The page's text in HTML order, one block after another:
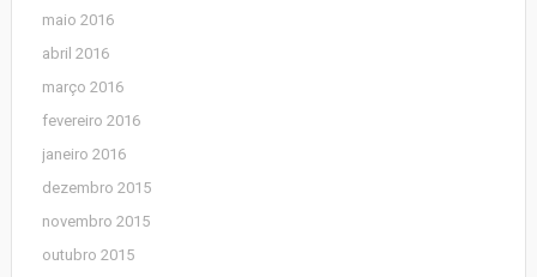
maio 2016
abril 2016
março 2016
fevereiro 2016
janeiro 2016
dezembro 2015
novembro 2015
outubro 2015